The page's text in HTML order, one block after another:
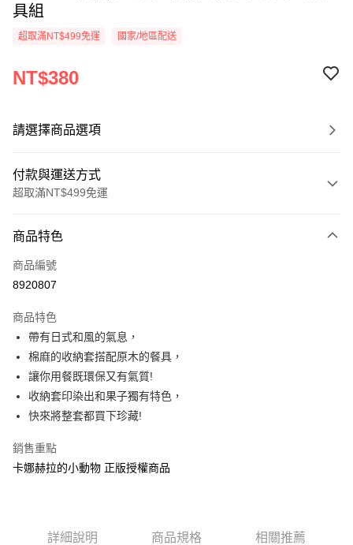
具組
超取滿NT$499免運 國家/地區配送
NT$380
請選擇商品選項
付款與運送方式
超取滿NT$499免運
信用卡一次付款
超商取貨付款
Apple Pay
街口支付
悠遊付
AFTEE先享後付
相關說明
AFTEE先享後付是「在收到商品之後才付款」的支付方式。 讓您購物簡單
３．安心：先確認商品／服務後，再付款。
ATM付款
全家付款取貨
商品特色
商品編號
8920807
商品特色
帶有日式和風的氣息，
棉麻的收納套搭配原木的餐具，
讓你用餐既環保又有氣質!
收納套印染出和果子獨有特色，
快來將整套都買下珍藏!
銷售重點
卡娜赫拉的小動物 正版授權商品
詳細說明 商品規格 相關推薦